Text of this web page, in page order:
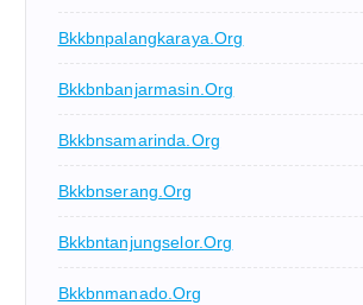
Bkkbnpalangkaraya.org
Bkkbnbanjarmasin.org
Bkkbnsamarinda.org
Bkkbnserang.org
Bkkbntanjungselor.org
Bkkbnmanado.org